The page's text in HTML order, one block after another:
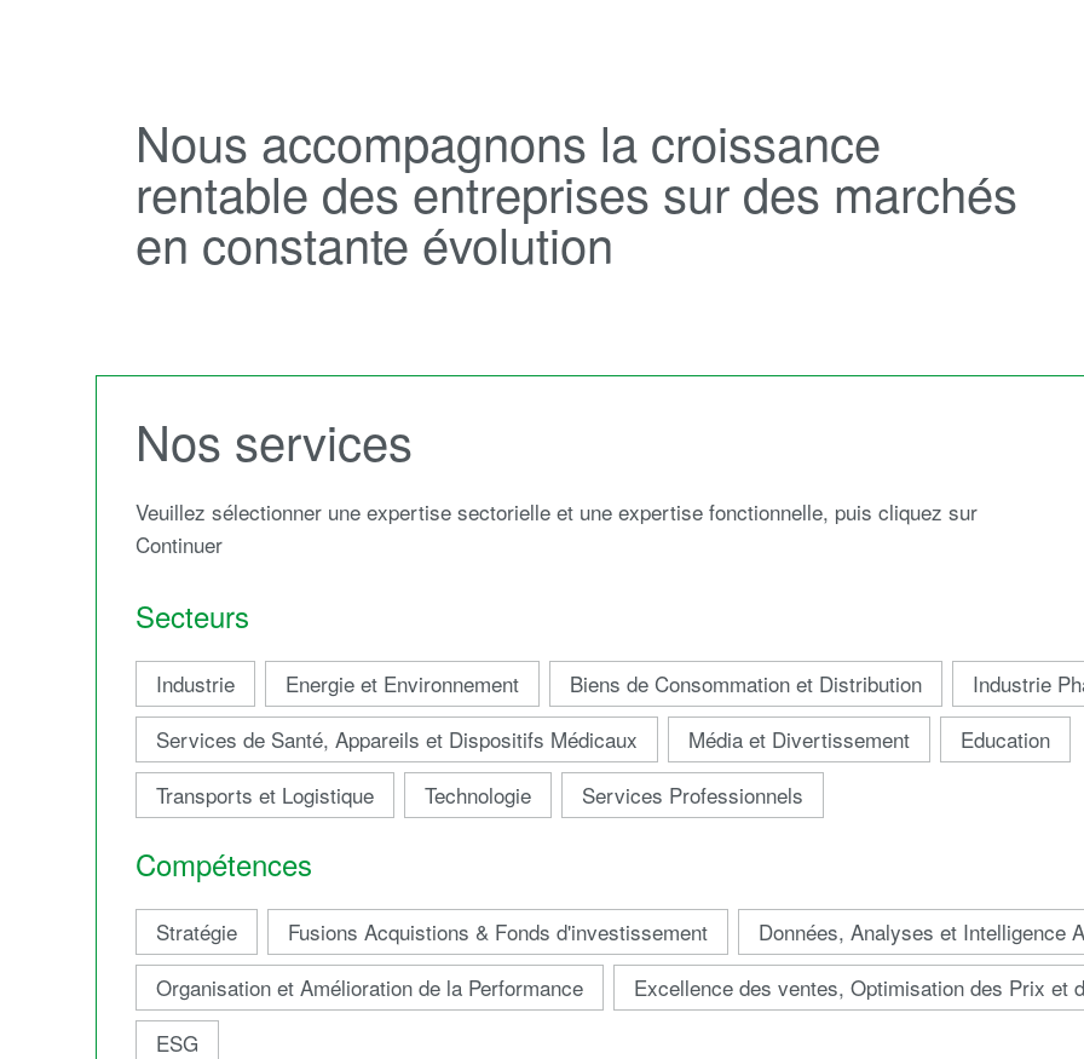
Nous accompagnons la croissance
rentable des entreprises sur des marchés
en constante évolution
Nos services
Veuillez sélectionner une expertise sectorielle et une expertise fonctionnelle, puis cliquez sur
Continuer
Secteurs
Industrie Energie et Environnement Biens de Consommation et Distribution
Industrie
Services de Santé, Appareils et Dispositifs Médicaux
Média et Divertissement
Education
Transports et Logistique
Technologie Services Professionnels
Compétences
Stratégie Fusions Acquistions & Fonds d'investissement
Données, Analyses et Intelligence
Organisation et Amélioration de la Performance
Excellence des ventes, Optimisation des Prix et
ESG